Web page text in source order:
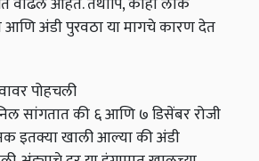
आणि अंडी पुरवठा या मागचे कारण देत
पोहचली
सांगतात की ६ आणि ७ डिसेंबर रोजी
इतक्या खाली आल्या की अंडी